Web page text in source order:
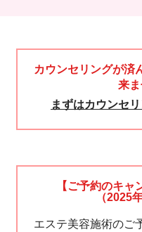
カウンセリングが済
来
まずはカウンセ
【ご予約のキャ
（2025
エステ美容施術のご